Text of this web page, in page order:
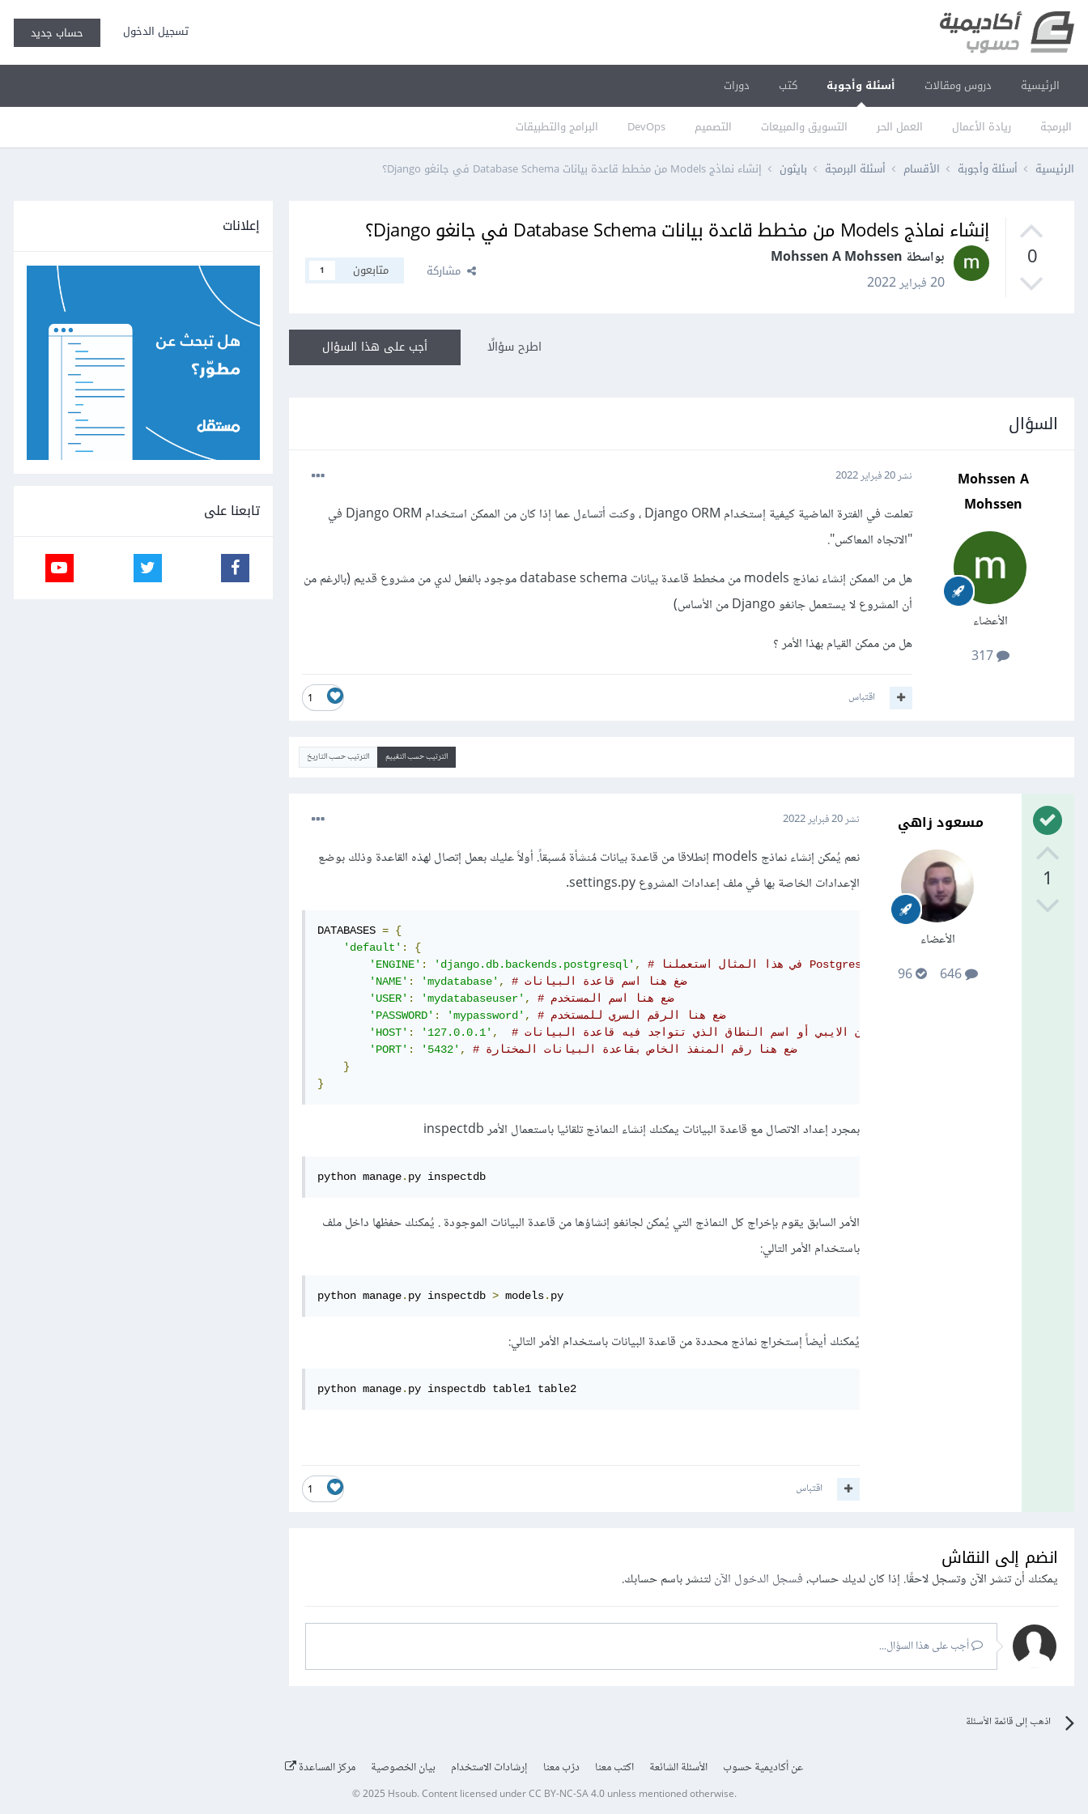
تسجيل الدخول حساب جديد
الرئيسية دروس ومقالات أسئلة وأجوبة
البرمجة ريادة الأعمال العمل الحر التسويق والمبيعات التصميم DevOps البرامج والتطبيقات
كتب دورات
الرئيسية أسئلة وأجوبة الأقسام أسئلة البرمجة بايثون إنشاء نماذج Models من مخطط قاعدة بيانات Database Schema في جانغو Django؟
0
إنشاء نماذج Models من مخطط قاعدة بيانات Database Schema في جانغو Django؟
بواسطة Mohssen A Mohssen
20 فبراير 2022
مشاركة متابعون 1
أجب على هذا السؤال اطرح سؤالًا
السؤال
Mohssen A
Mohssen
الأعضاء
317
نشر20 فبراير 2022
تعلمت في الفترة الماضية كيفية إستخدام Django ORM ، وكنت أتساءل عما إذا كان من الممكن استخدام Django ORM في
"الاتجاه المعاكس".
هل من الممكن إنشاء نماذج models من مخطط قاعدة بيانات database schema موجود بالفعل لدي من مشروع قديم (بالرغم من
أن المشروع لا يستعمل جانغو Django من الأساس)
هل من ممكن القيام بهذا الأمر ؟
1 اقتباس
الترتيب حسب التقييم الترتيب حسب التاريخ
1
مسعود زاهي
الأعضاء
646
96
نشر20 فبراير 2022
نعم يُمكن إنشاء نماذج models إنطلاقا من قاعدة بيانات مٌنشأة مٌسبقاً. أولاً عليك بعمل إتصال لهذه القاعدة وذلك بوضع
الإعدادات الخاصة بها في ملف إعدادات المشروع settings.py.
DATABASES = {
'default' :
{
'ENGINE' : 'django.db.backends.postgresql' ,
# في هذا المثال استعملنا Postgres
'NAME' : 'mydatabase' ,
# ضغ هنا اسم قاعدة البيانات
'USER' : 'mydatabaseuser' ,
# ضع هنا اسم المستخدم
'PASSWORD' : 'mypassword' ,
# ضع هنا الرقم السري للمستخدم
'HOST' : '127.0.0.1' ,
# ضع هنا عنوان الايبي أو اسم النطاق الذي تتواجد فيه قاعدة البيانات
'PORT' : '5432' ,
# ضع هنا رقم المنفذ الخاص بقاعدة البيانات المختارة
}
}
بمجرد إعداد الاتصال مع قاعدة البيانات يمكنك إنشاء النماذج تلقائيا باستعمال الأمر inspectdb
python manage. py inspectdb
الأمر السابق يقوم بإخراج كل النماذج التي يُمكن لجانغو إنشاؤها من قاعدة البيانات الموجودة . يُمكنك حفظها داخل ملف
باستخدام الأمر التالي:
python manage. py inspectdb > models. py
يُمكنك أيضاً إستخراج نماذج محددة من قاعدة البيانات باستخدام الأمر التالي:
python manage. py inspectdb table1 table2
1 اقتباس
انضم إلى النقاش
يمكنك أن تنشر الآن وتسجل لاحقًا. إذا كان لديك حساب،فسجل الدخول الآنلتنشر باسم حسابك.
أجب على هذا السؤال...
اذهب إلى قائمة الأسئلة
إعلانات
تابعنا على
عن أكاديمية حسوب الأسئلة الشائعة اكتب معنا درّب معنا إرشادات الاستخدام بيان الخصوصية مركز المساعدة
© 2025 Hsoub.Content licensed underCC BY-NC-SA 4.0unless mentioned otherwise.